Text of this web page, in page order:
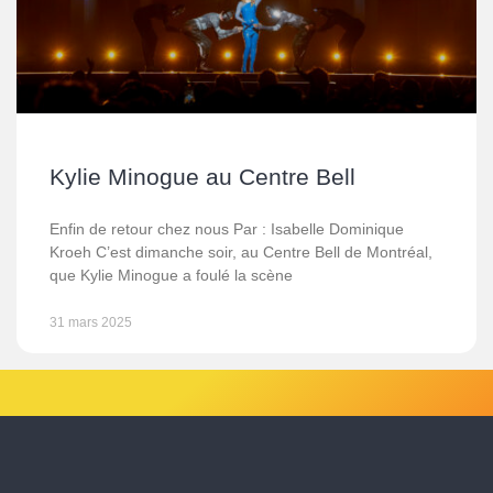
Kylie Minogue au Centre Bell
Enfin de retour chez nous Par : Isabelle Dominique
Kroeh C’est dimanche soir, au Centre Bell de Montréal,
que Kylie Minogue a foulé la scène
31 mars 2025